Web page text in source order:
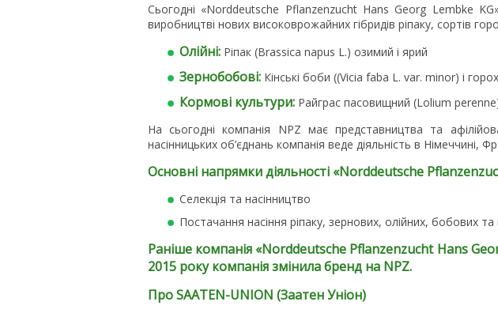
Сьогодні «Norddeutsche Pflanzenzucht Hans Georg Lembke KG»
виробництві нових високоврожайних гібридів ріпаку, сортів
Олійні: Ріпак (Brassica napus L.) озимий і ярий
Зернобобові: Кінські боби ((Vicia faba L. var. minor) і
Кормові культури: Райграс пасовищний (Lolium
На сьогодні компанія NPZ має представництва та
насінницьких об’єднань компанія веде діяльність в Німеччині,
Основні напрямки діяльності «Norddeutsche
Селекція та насінництво
Постачання насіння ріпаку, зернових, олійних, бобових
Раніше компанія «Norddeutsche Pflanzenzucht Hans
2015 року компанія змінила бренд на NPZ.
Про SAATEN-UNION (Заатен Уніон)